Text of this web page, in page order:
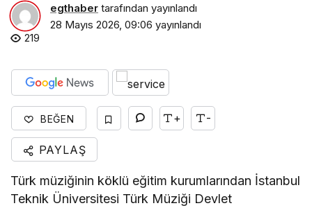
egthaber tarafından yayınlandı
28 Mayıs 2026, 09:06 yayınlandı
219
BEĞEN + -
PAYLAŞ
Türk müziğinin köklü eğitim kurumlarından İstanbul
Teknik Üniversitesi Türk Müziği Devlet